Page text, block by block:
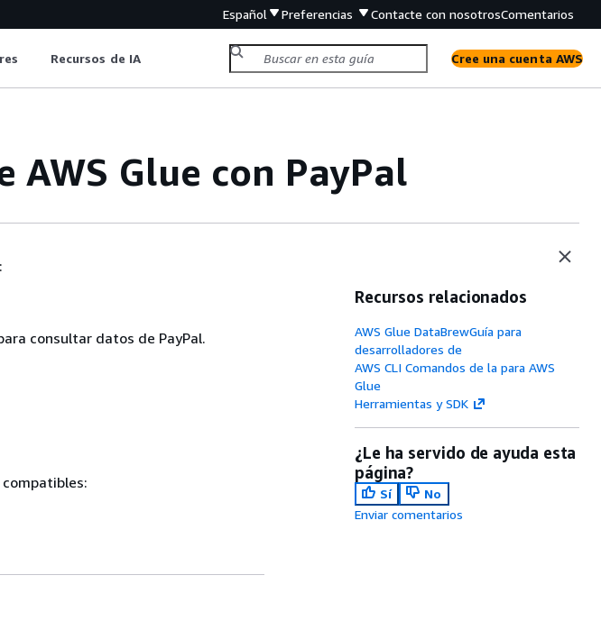
Español Preferencias Contacte con nosotrosComentarios
Recursos de IA Cree una cuenta AWS
Glue con PayPal
consultar datos de PayPal.
compatibles:
Recursos relacionados
AWS Glue DataBrewGuía para
desarrolladores de
AWS CLI Comandos de la para AWS
Glue
Herramientas y SDK
¿Le ha servido de ayuda esta
página?
Sí
No
Enviar comentarios